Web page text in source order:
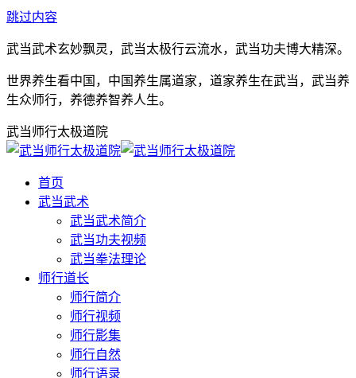
跳过内容
武当武术玄妙飘灵，武当太极行云流水，武当功夫博大精深。
世界养生看中国，中国养生属道家，道家养生在武当，武当养
生众师行，养德养智养人生。
武当师行太极道院
首页
武当武术
武当武术简介
武当功夫视频
武当拳法理论
师行道长
师行简介
师行视频
师行影集
师行自然
师行语录